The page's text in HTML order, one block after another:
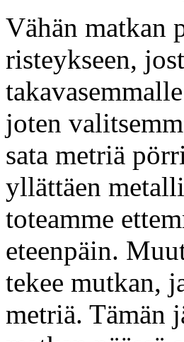
Vähän matkan
risteykseen,
joten
sata metriä
yllättäen
toteamme
eteenpäin.
tekee mutkan,
metriä. Tämän